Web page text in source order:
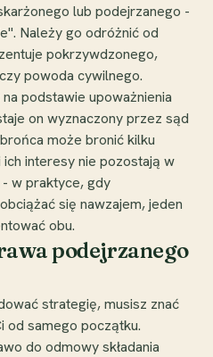
lub podejrzanego -
Należy go odróżnić od
pokrzywdzonego,
powoda cywilnego.
podstawie upoważnienia
on wyznaczony przez sąd
może bronić kilku
interesy nie pozostają w
w praktyce, gdy
się nawzajem, jeden
obu.
podejrzanego
strategię, musisz znać
od samego początku.
do odmowy składania